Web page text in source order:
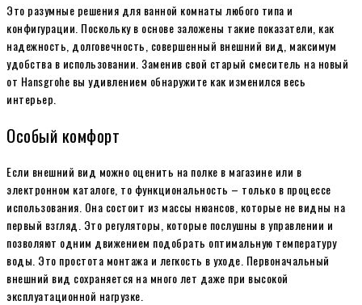
Это разумные решения для ванной комнаты любого типа и
конфигурации. Поскольку в основе заложены такие показатели, как
надежность, долговечность, совершенный внешний вид, максимум
удобства в использовании. Заменив свой старый смеситель на новый
от Hansgrohe вы удивлением обнаружите как изменился весь
интерьер.
Особый комфорт
Если внешний вид можно оценить на полке в магазине или в
электронном каталоге, то функциональность – только в процессе
использования. Она состоит из массы нюансов, которые не видны на
первый взгляд. Это регуляторы, которые послушны в управлении и
позволяют одним движением подобрать оптимальную температуру
воды. Это простота монтажа и легкость в уходе. Первоначальный
внешний вид сохраняется на много лет даже при высокой
эксплуатационной нагрузке.